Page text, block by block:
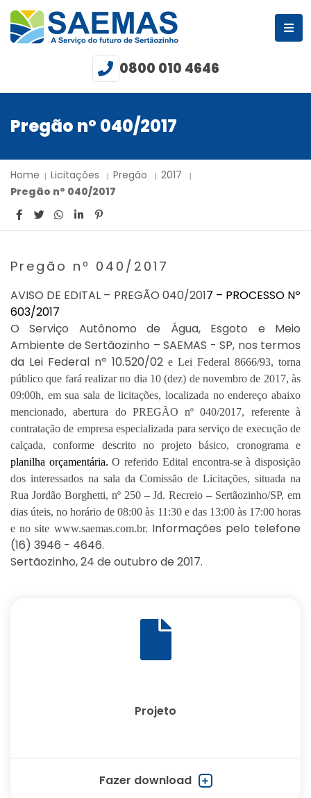
0800 010 4646
Pregão nº 040/2017
Home Licitações Pregão
2017
Pregão nº 040/2017
Pregão nº 040/2017
AVISO DE EDITAL – PREGÃO 040/2017 – PROCESSO Nº
603/2017
O Serviço Autônomo de Água, Esgoto e Meio
Ambiente de Sertãozinho – SAEMAS - SP, nos termos
da Lei Federal nº 10.520/02 e Lei Federal 8666/93, torna
público que fará realizar no dia 10 (dez) de novembrode 2017, às
09:00h, em sua sala de licitações, localizada no endereço abaixo
mencionado, abertura do PREGÃO nº 040/201 7, referente à
contratação de empresaespecializada para serviço de execução de
calçada, conforme descrito no projeto básico, cronograma e
planilha orçamentária. O referido Edital encontra-se à disposição
dos interessados na sala da Comissão de Licitações, situada na
Rua Jordão Borghetti, nº 250–Jd. Recreio – Sertãozinho/SP, em
dias úteis, no horário de 08:00 às 11 :30e das 13:00às 17:00 horas
e no site www.saemas.com.br. Informações pelo telefone
(16) 3946 - 4646.
Sertãozinho, 24 de outubro de 2017.
Projeto
Fazer download